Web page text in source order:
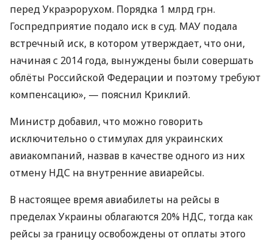
перед Украэрорухом. Порядка 1 млрд грн.
Госпредприятие подало иск в суд. МАУ подала
встречный иск, в котором утверждает, что они,
начиная с 2014 года, вынуждены были совершать
облёты Российской Федерации и поэтому требуют
компенсацию», — пояснил Криклий.
Министр добавил, что можно говорить
исключительно о стимулах для украинских
авиакомпаний, назвав в качестве одного из них
отмену НДС на внутренние авиарейсы.
В настоящее время авиабилеты на рейсы в
пределах Украины облагаются 20% НДС, тогда как
рейсы за границу освобождены от оплаты этого